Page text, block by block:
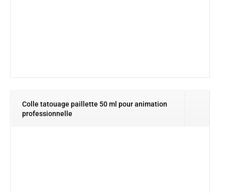
Colle tatouage paillette 50 ml pour animation
professionnelle